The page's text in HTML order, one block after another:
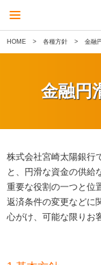
HOME 各種方針 金融
金融円
株式会社宮崎太陽銀行
と、円滑な資金の供給
重要な役割の一つと位
返済条件の変更などに
心がけ、可能な限りお